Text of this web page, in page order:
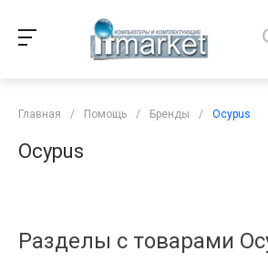
Главная / Помощь / Бренды / Ocypus
Ocypus
Разделы с товарами